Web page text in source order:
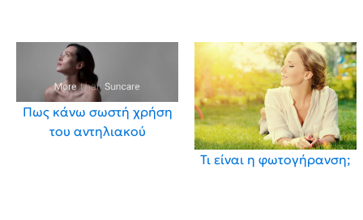
Πως κάνω σωστή χρήση
του αντηλιακού
Τι είναι η φωτογήρανση;